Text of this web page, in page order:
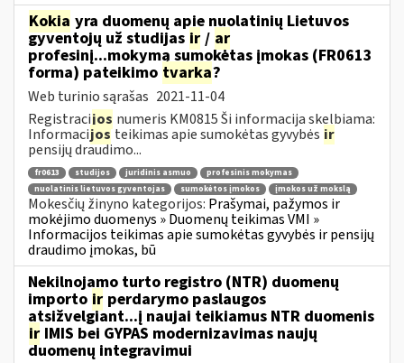
Kokia yra duomenų apie nuolatinių Lietuvos
gyventojų už studijas ir / ar
profesinį...mokymą sumokėtas įmokas (FR0613
forma) pateikimo tvarka?
Web turinio sąrašas 2021-11-04
Registracijos numeris KM0815 Ši informacija skelbiama:
Informacijosteikimas apie sumokėtas gyvybės ir
pensijų draudimo...
fr0613 studijos juridinis asmuo
profesinis mokymas
nuolatinis lietuvos gyventojas
sumokėtos įmokos įmokos už mokslą
Mokesčių žinyno kategorijos: Prašymai, pažymos ir
mokėjimo duomenys » Duomenų teikimas VMI »
Informacijos teikimas apie sumokėtas gyvybės ir pensijų
draudimo įmokas, bū
Nekilnojamo turto registro (NTR) duomenų
importo ir perdarymo paslaugos
atsižvelgiant...į naujai teikiamus NTR duomenis
ir IMIS bei GYPAS modernizavimas naujų
duomenų integravimui